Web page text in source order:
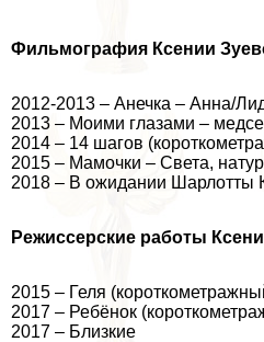
Фильмография Ксении
2012-2013 – Анечка – Анна/
2013 – Моими глазами –
2014 – 14 шагов
2015 – Мамочки – Света,
2018 – В ожидании Шарлотты
Режиссерские работы
2015 – Геля
2017 – Ребёнок
2017 – Близкие